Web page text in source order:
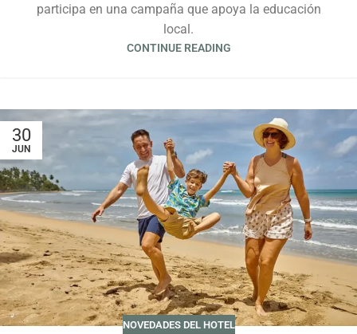
participa en una campaña que apoya la educación
local.
CONTINUE READING
30
JUN
NOVEDADES DEL HOTEL